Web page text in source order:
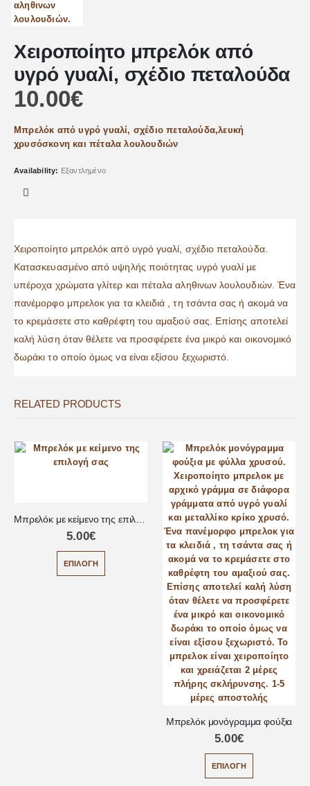
Χειροποίητο μπρελόκ από
υγρό γυαλί, σχέδιο πεταλούδα
10.00€
Μπρελόκ από υγρό γυαλί, σχέδιο πεταλούδα,λευκή
χρυσόσκονη και πέταλα λουλουδιών
Availability: Εξαντλημένο
Χειροποίητο μπρελόκ από υγρό γυαλί, σχέδιο πεταλούδα.
Κατασκευασμένο από υψηλής ποιότητας υγρό γυαλί με
υπέροχα χρώματα γλίτερ και πέταλα αληθινων λουλουδιών. Ένα
πανέμορφο μπρελοκ για τα κλειδιά , τη τσάντα σας ή ακομά να
το κρεμάσετε στο καθρέφτη του αμαξιού σας. Επίσης αποτελεί
καλή λύση όταν θέλετε να προσφέρετε ένα μικρό και οικονομικό
δωράκι το οποίο όμως να είναι εξίσου ξεχωριστό.
RELATED PRODUCTS
5.00€
ΕΠΙΛΟΓΉ
Μπρελόκ μονόγραμμα φούξια
5.00€
ΕΠΙΛΟΓΉ